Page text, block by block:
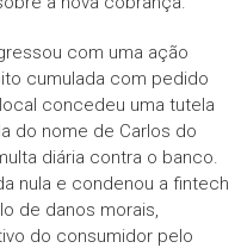
com uma ação
cumulada com pedido
concedeu uma tutela
do nome de Carlos do
diária contra o banco.
nula e condenou a fintech
de danos morais,
do consumidor pelo